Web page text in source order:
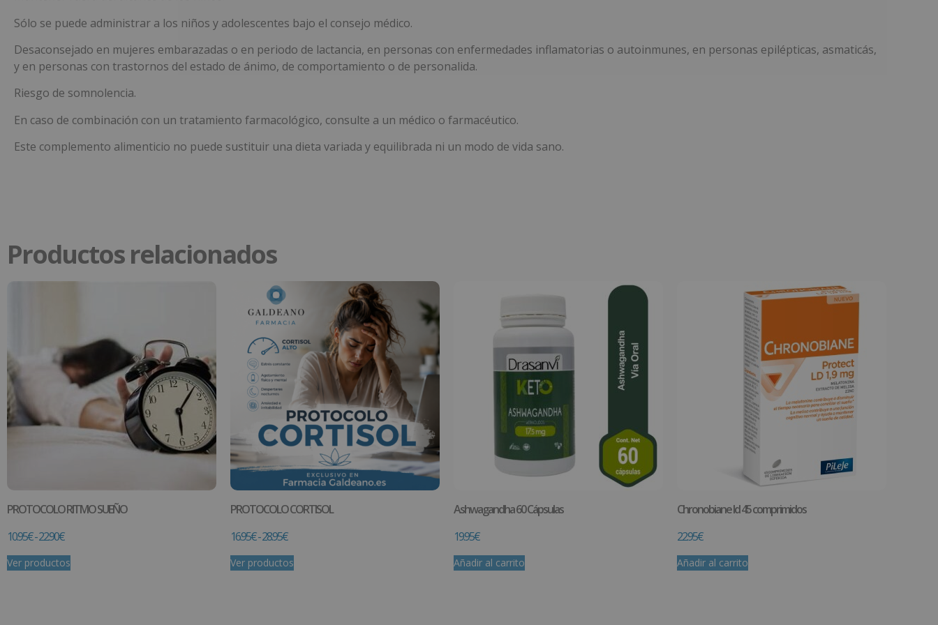
Sólo se puede administrar a los niños y adolescentes bajo el consejo médico.
Desaconsejado en mujeres embarazadas o en periodo de lactancia, en personas con enfermedades inflamatorias o autoinmunes, en personas epilépticas, asmaticás,
y en personas con trastornos del estado de ánimo, de comportamiento o de personalida.
Riesgo de somnolencia.
En caso de combinación con un tratamiento farmacológico, consulte a un médico o farmacéutico.
Este complemento alimenticio no puede sustituir una dieta variada y equilibrada ni un modo de vida sano.
Productos relacionados
PROTOCOLO RITMO SUEÑO
10.95€-22.90€
Ver productos
PROTOCOLO CORTISOL
16.95€-28.95€
Ver productos
Ashwagandha 60 Cápsulas
19.95€
Añadir al carrito
Chronobiane ld 45 comprimidos
22.95€
Añadir al carrito